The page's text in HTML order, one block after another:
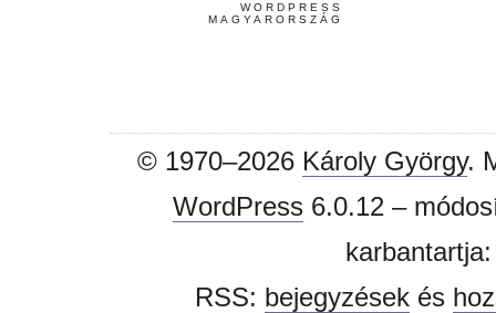
WORDPRESS
MAGYARORSZÁG
© 1970–2026 Károly György.
WordPress6.0.12 –
RSS: bejegyzésekés